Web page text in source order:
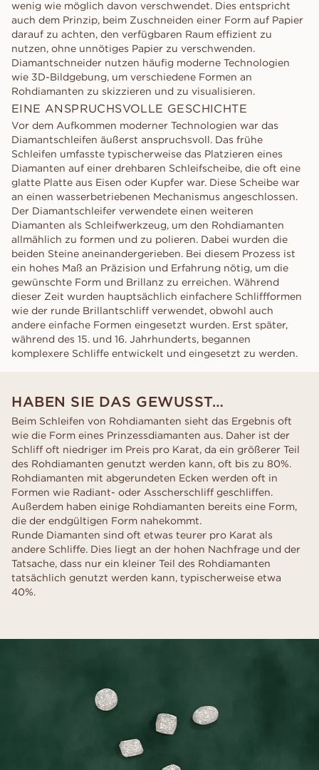
wenig wie möglich davon verschwendet. Dies entspricht
auch dem Prinzip, beim Zuschneiden einer Form auf Papier
darauf zu achten, den verfügbaren Raum effizient zu
nutzen, ohne unnötiges Papier zu verschwenden.
Diamantschneider nutzen häufig moderne Technologien
wie 3D-Bildgebung, um verschiedene Formen an
Rohdiamanten zu skizzieren und zu visualisieren.
EINE ANSPRUCHSVOLLE GESCHICHTE
Vor dem Aufkommen moderner Technologien war das
Diamantschleifen äußerst anspruchsvoll. Das frühe
Schleifen umfasste typischerweise das Platzieren eines
Diamanten auf einer drehbaren Schleifscheibe, die oft eine
glatte Platte aus Eisen oder Kupfer war. Diese Scheibe war
an einen wasserbetriebenen Mechanismus angeschlossen.
Der Diamantschleifer verwendete einen weiteren
Diamanten als Schleifwerkzeug, um den Rohdiamanten
allmählich zu formen und zu polieren. Dabei wurden die
beiden Steine aneinandergerieben. Bei diesem Prozess ist
ein hohes Maß an Präzision und Erfahrung nötig, um die
gewünschte Form und Brillanz zu erreichen. Während
dieser Zeit wurden hauptsächlich einfachere Schliffformen
wie der runde Brillantschliff verwendet, obwohl auch
andere einfache Formen eingesetzt wurden. Erst später,
während des 15. und 16. Jahrhunderts, begannen
komplexere Schliffe entwickelt und eingesetzt zu werden.
HABEN SIE DAS GEWUSST…
Beim Schleifen von Rohdiamanten sieht das Ergebnis oft
wie die Form eines Prinzessdiamanten aus. Daher ist der
Schliff oft niedriger im Preis pro Karat, da ein größerer Teil
des Rohdiamanten genutzt werden kann, oft bis zu 80%.
Rohdiamanten mit abgerundeten Ecken werden oft in
Formen wie Radiant- oder Asscherschliff geschliffen.
Außerdem haben einige Rohdiamanten bereits eine Form,
die der endgültigen Form nahekommt.
Runde Diamanten sind oft etwas teurer pro Karat als
andere Schliffe. Dies liegt an der hohen Nachfrage und der
Tatsache, dass nur ein kleiner Teil des Rohdiamanten
tatsächlich genutzt werden kann, typischerweise etwa
40%.